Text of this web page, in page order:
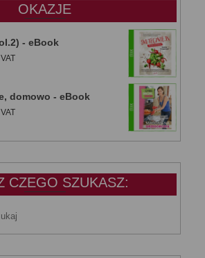
OKAZJE
- eBook
zł.
domowo - eBook
CZEGO SZUKASZ: